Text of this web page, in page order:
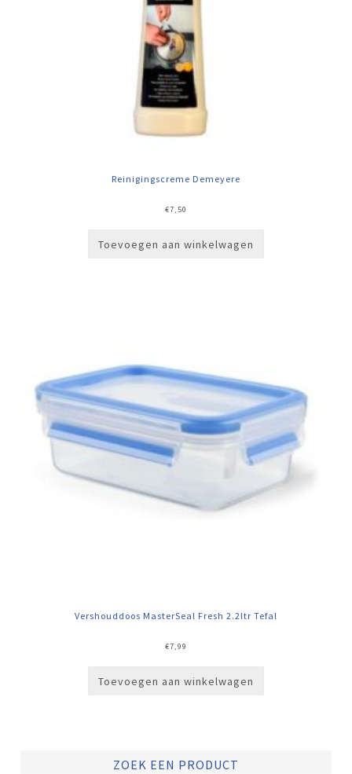
Reinigingscreme Demeyere
€7,50
Toevoegen aan winkelwagen
Vershouddoos MasterSeal Fresh 2.2ltr Tefal
€7,99
Toevoegen aan winkelwagen
ZOEK EEN PRODUCT